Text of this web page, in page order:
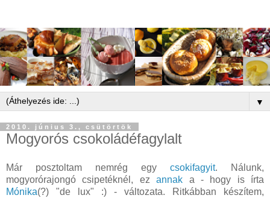
▼
2010. június 3., csütörtök
Mogyorós csokoládéfagylalt
Már posztoltam nemrég egy csokifagyit. Nálunk,
mogyorórajongó csipetéknél, ezannak a - hogy is írta
Mónika(?) "de lux" :) - változata. Ritkábban készítem,